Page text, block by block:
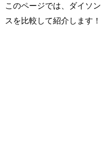
このページでは、ダイソ
スを比較して紹介します！